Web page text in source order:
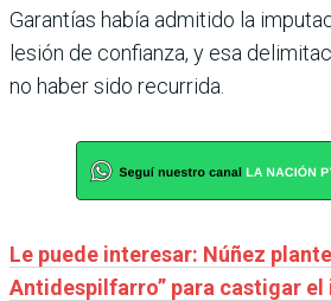
Garantías había admitido la
lesión de confianza, y esa
no haber sido recurrida.
Le puede interesar: Núñez
Antidespilfarro” para castigar